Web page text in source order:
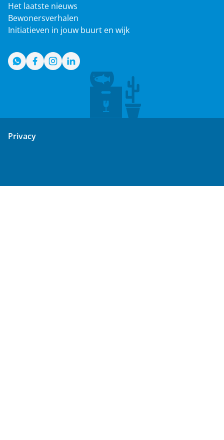
Het laatste nieuws
Bewonersverhalen
Initiatieven in jouw buurt en wijk
WhatsApp
Facebook
Instagram
LinkedIn
Privacy